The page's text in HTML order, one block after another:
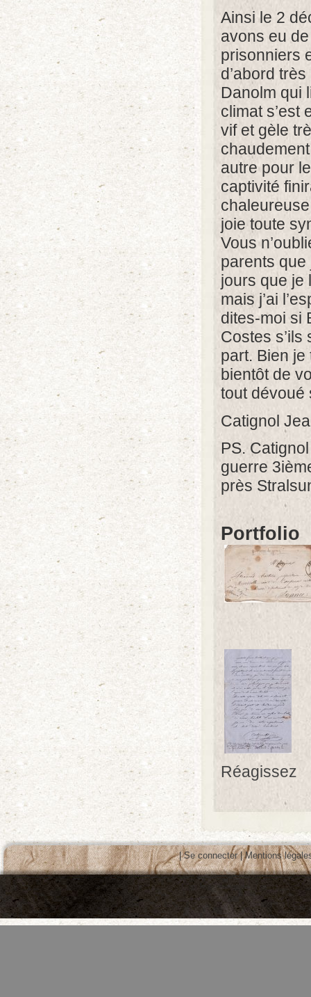
Ainsi le 2
avons eu
prisonniers
d’abord
Danolm qui
climat s’est
vif et gèle
autre pour
captivité
joie toute
Vous
parents
jours que je
mais j’ai
dites-moi si
Costes
part. Bien je
bientôt de
tout dévoué
Catignol
PS.
guerre
près
Portfolio
Réagissez
|Se connecter|Mentions